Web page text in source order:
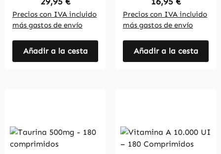
Precios con IVA incluido
más gastos de envío
Añadir a la cesta
Precios con IVA incluido
más gastos de envío
Añadir a la cesta